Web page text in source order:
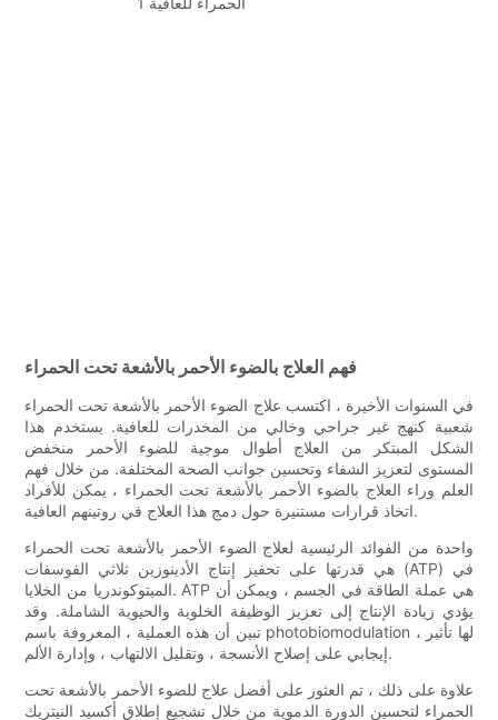
فهم العلاج بالضوء الأحمر بالأشعة تحت الحمراء
في السنوات الأخيرة ، اكتسب علاج الضوء الأحمر بالأشعة تحت الحمراء
شعبية كنهج غير جراحي وخالي من المخدرات للعافية. يستخدم هذا
الشكل المبتكر من العلاج أطوال موجية للضوء الأحمر منخفض
المستوى لتعزيز الشفاء وتحسين جوانب الصحة المختلفة. من خلال فهم
العلم وراء العلاج بالضوء الأحمر بالأشعة تحت الحمراء ، يمكن للأفراد
اتخاذ قرارات مستنيرة حول دمج هذا العلاج في روتينهم العافية.
واحدة من الفوائد الرئيسية لعلاج الضوء الأحمر بالأشعة تحت الحمراء
هي قدرتها على تحفيز إنتاج الأدينوزين ثلاثي الفوسفات (ATP) في
الميتوكوندريا من الخلايا. ATP هي عملة الطاقة في الجسم ، ويمكن أن
يؤدي زيادة الإنتاج إلى تعزيز الوظيفة الخلوية والحيوية الشاملة. وقد
تبين أن هذه العملية ، المعروفة باسم photobiomodulation ، لها تأثير
إيجابي على إصلاح الأنسجة ، وتقليل الالتهاب ، وإدارة الألم.
علاوة على ذلك ، تم العثور على أفضل علاج للضوء الأحمر بالأشعة تحت
الحمراء لتحسين الدورة الدموية من خلال تشجيع إطلاق أكسيد النيتريك